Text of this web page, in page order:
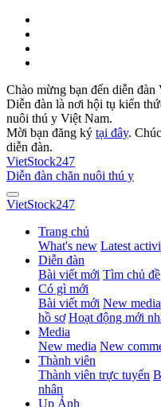
Chào mừng bạn đến diễn đàn
Diễn đàn là nơi hội tụ kiến
nuôi thú y Việt Nam.
Mời bạn đăng ký tại đây.
diễn đàn.
VietStock247
Diễn đàn chăn nuôi thú y
VietStock247
Trang chủ
What's new Latest
Diễn đàn
Bài viết mới Tìm chủ đề
Có gì mới
Bài viết mới New media
hồ sơ Hoạt động mới
Media
New media New
Thành viên
Thành viên trực tuyến
nhân
Up Ảnh